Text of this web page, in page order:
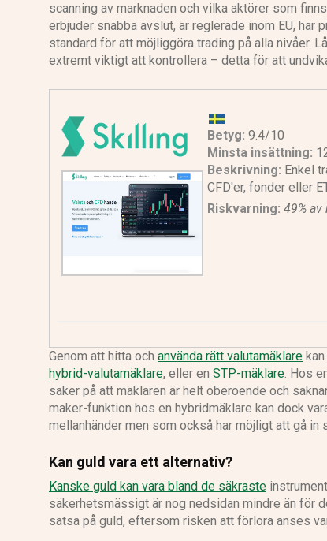
scanning av marknaden och vilka aktörer som
erbjuder snabba avslut, är reglerade inom EU,
standard för att möjliggöra trading på alla nivåer.
extremt viktigt att kontrollera – detta för att
Betyg: 9.4/10
Minsta insättning:
Beskrivning: Enkel
CFD'er, fonder eller
Riskvarning: 49%
Genom att hitta och använda rätt valutamäklare
hybrid-valutamäklare, eller en STP-mäklare. Hos
säker på att mäklaren är helt oberoende och
maker-funktion hos en hybridmäklare kan dock
mellanhänder men som också har möjligt att gå in
Kan guld vara ett alternativ?
Kanske guld kan vara bland de säkraste
säkerhetsmässigt är nog nedsidan mindre än för
satsa på guld, eftersom risken att förlora anses